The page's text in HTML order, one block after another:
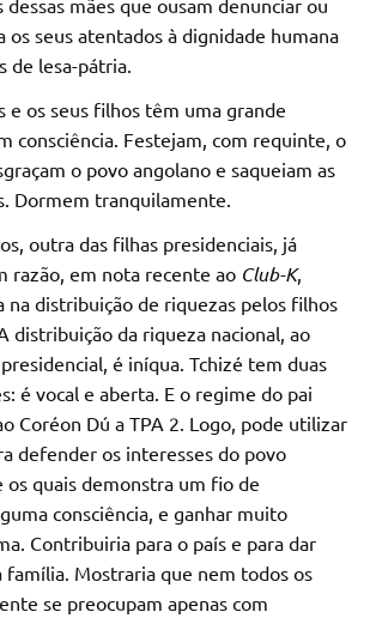
os seus atentados à dignidade humana
de lesa-pátria.
e os seus filhos têm uma grande
consciência. Festejam, com requinte, o
o povo angolano e saqueiam as
Dormem tranquilamente.
outra das filhas presidenciais, já
razão, em nota recente ao Club-K,
na distribuição de riquezas pelos filhos
distribuição da riqueza nacional, ao
é iníqua. Tchizé tem duas
é vocal e aberta. E o regime do pai
Coréon Dú a TPA 2. Logo, pode utilizar
defender os interesses do povo
os quais demonstra um fio de
consciência, e ganhar muito
Contribuiria para o país e para dar
família. Mostraria que nem todos os
se preocupam apenas com